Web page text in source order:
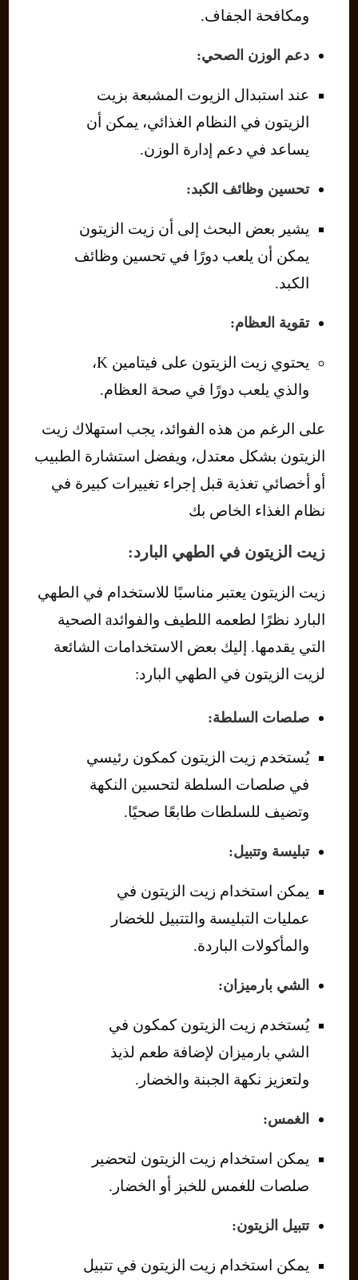
ومكافحة الجفاف.
دعم الوزن الصحي:
عند استبدال الزيوت المشبعة بزيت
الزيتون في النظام الغذائي، يمكن أن
يساعد في دعم إدارة الوزن.
تحسين وظائف الكبد:
يشير بعض البحث إلى أن زيت الزيتون
يمكن أن يلعب دورًا في تحسين وظائف
الكبد.
تقوية العظام:
يحتوي زيت الزيتون على فيتامين K،
والذي يلعب دورًا في صحة العظام.
على الرغم من هذه الفوائد، يجب استهلاك زيت
الزيتون بشكل معتدل، ويفضل استشارة الطبيب
أو أخصائي تغذية قبل إجراء تغييرات كبيرة في
نظام الغذاء الخاص بك
زيت الزيتون في الطهي البارد:
زيت الزيتون يعتبر مناسبًا للاستخدام في الطهي
البارد نظرًا لطعمه اللطيف والفوائدa الصحية
التي يقدمها. إليك بعض الاستخدامات الشائعة
لزيت الزيتون في الطهي البارد:
صلصات السلطة:
يُستخدم زيت الزيتون كمكون رئيسي
في صلصات السلطة لتحسين النكهة
وتضيف للسلطات طابعًا صحيًا.
تبليسة وتتبيل:
يمكن استخدام زيت الزيتون في
عمليات التبليسة والتتبيل للخضار
والمأكولات الباردة.
الشي بارميزان:
يُستخدم زيت الزيتون كمكون في
الشي بارميزان لإضافة طعم لذيذ
ولتعزيز نكهة الجبنة والخضار.
الغمس:
يمكن استخدام زيت الزيتون لتحضير
صلصات للغمس للخبز أو الخضار.
تتبيل الزيتون:
يمكن استخدام زيت الزيتون في تتبيل